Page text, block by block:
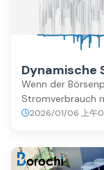
Dynamische
Wenn der
Stromverbrauch
2026/01/06 上午